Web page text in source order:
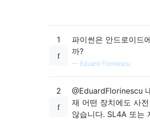
1
파이썬은 안드로이드
까?
— Eduard Florinescu
2
@EduardFlorinescu
재 어떤 장치에도 사
않습니다. SL4A 또는